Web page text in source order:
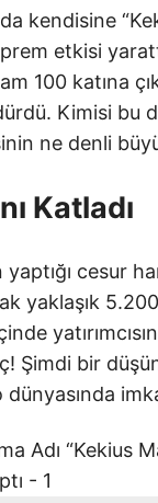
kendisine
etkisi
100 katına
Kimisi bu
ne denli
Katladı
yaptığı
yaklaşık
Şimdi bir